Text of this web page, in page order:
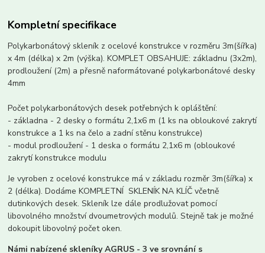
Kompletní specifikace
Polykarbonátový skleník z ocelové konstrukce v rozměru 3m(šířka)
x 4m (délka) x 2m (výška). KOMPLET OBSAHUJE: základnu (3x2m),
prodloužení (2m) a přesně naformátované polykarbonátové desky
4mm
Počet polykarbonátových desek potřebných k opláštění:
- základna - 2 desky o formátu 2,1x6 m (1 ks na obloukové zakrytí
konstrukce a 1 ks na čelo a zadní stěnu konstrukce)
- modul prodloužení - 1 deska o formátu 2,1x6 m (obloukové
zakrytí konstrukce modulu
Je vyroben z ocelové konstrukce má v základu rozměr 3m(šířka) x
2 (délka). Dodáme KOMPLETNÍ SKLENÍK NA KLÍČ včetně
dutinkových desek. Skleník lze dále prodlužovat pomocí
libovolného množství dvoumetrových modulů. Stejně tak je možné
dokoupit libovolný počet oken.
Námi nabízené skleníky AGRUS - 3 ve srovnání s